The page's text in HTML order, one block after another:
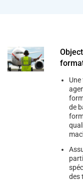
the
content.
de
des